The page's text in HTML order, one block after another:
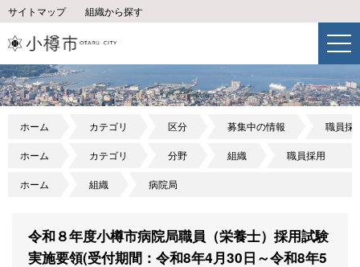
サイトマップ 組織から探す
ホーム カテゴリ 区分 募集中の情報 職員採
ホーム カテゴリ 分野 組織 職員採用
ホーム 組織 病院局
令和８年度小樽市病院局職員（栄養士）採用試験
実施要領(受付期間：令和8年4月30日～令和8年5